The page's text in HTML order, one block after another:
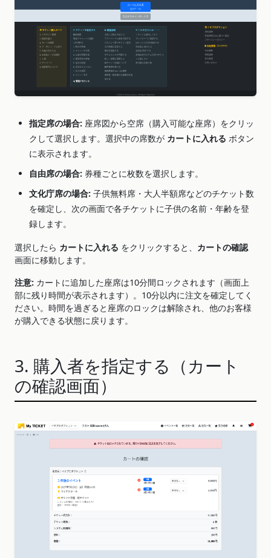
指定席の場合: 座席図から空席（購入可能な座席）をクリッ
クして選択します。選択中の席数が カートに入れる ボタン
に表示されます。
自由席の場合: 券種ごとに枚数を選択します。
文化庁席の場合: 子供無料席・大人半額席などのチケット数
を確定し、次の画面で各チケットに子供の名前・年齢を登
録します。
選択したら カートに入れる をクリックすると、 カートの確認
画面に移動します。
注意: カートに追加した座席は10分間ロックされます（画面上
部に残り時間が表示されます）。10分以内に注文を確定してく
ださい。時間を過ぎると座席のロックは解除され、他のお客様
が購入できる状態に戻ります。
3. 購入者を指定する（カート
の確認画面）